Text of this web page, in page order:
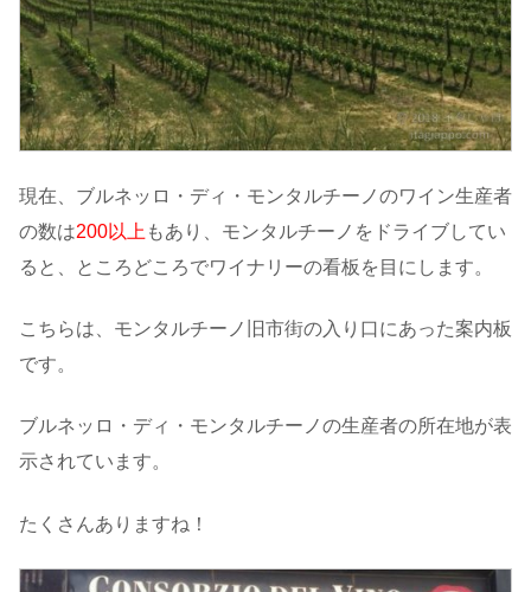
現在、ブルネッロ・ディ・モンタルチーノのワイン生産者
の数は200以上 もあり、モンタルチーノをドライブしてい
ると、ところどころでワイナリーの看板を目にします。
こちらは、モンタルチーノ旧市街の入り口にあった案内板
です。
ブルネッロ・ディ・モンタルチーノの生産者の所在地が表
示されています。
たくさんありますね！